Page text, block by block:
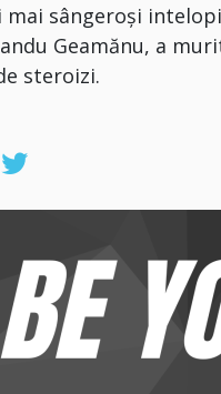
sângeroşi
Geamănu, a
steroizi.